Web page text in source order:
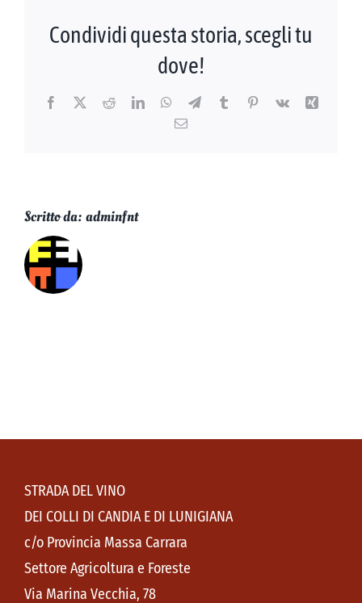
Condividi questa storia, scegli tu
dove!
Facebook
X RedditLinkedInWhatsApp
TelegramTumblrPinterest
Vk
Xing
Email
Scritto da: adminfnt
STRADA DEL VINO
DEI COLLI DI CANDIA E DI LUNIGIANA
c/o Provincia Massa Carrara
Settore Agricoltura e Foreste
Via Marina Vecchia, 78